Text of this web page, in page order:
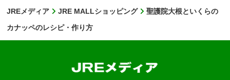
JREメディア JRE MALLショッピング
聖護院大根といくらの
カナッペのレシピ・作り方